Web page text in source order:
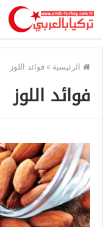
الرئيسية » فوائد اللوز
فوائد اللوز